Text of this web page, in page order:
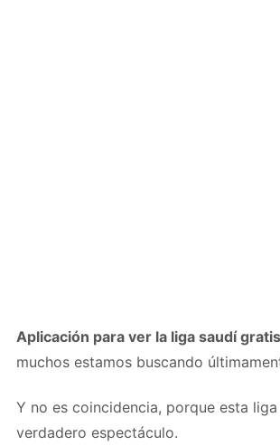
Aplicación para ver la liga saudí gratis
muchos estamos buscando
Y no es coincidencia, porque esta
verdadero espectáculo.